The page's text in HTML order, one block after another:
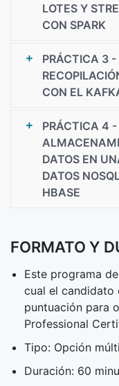
LOTES Y
CON SPARK
PRÁCTICA 3 -
CON EL
PRÁCTICA 4 -
DATOS EN
DATOS
HBASE
FORMATO Y
Este programa
cual el candidato
puntuación para
Professional
Tipo: Opción
Duración: 60